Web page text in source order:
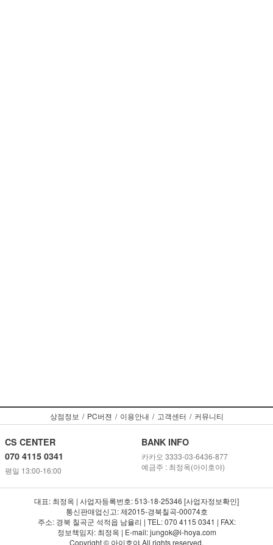
상점정보 / PC버젼 / 이용안내 / 고객센터 / 커뮤니티
CS CENTER
070 4115 0341
평일 13:00-16:00
BANK INFO
카카오 3333-03-6436-877
예금주 : 최정옥(아이호야)
대표: 최정옥 | 사업자등록번호: 513-18-25346 [사업자정보확인]
통신판매업신고: 제2015-경북칠곡-00074호
주소: 경북 칠곡군 석적읍 남율리 | TEL: 070 4115 0341 | FAX:
정보책임자: 최정옥 | E-mail: jungok@i-hoya.com
Copyright © 아이호야 All rights reserved.